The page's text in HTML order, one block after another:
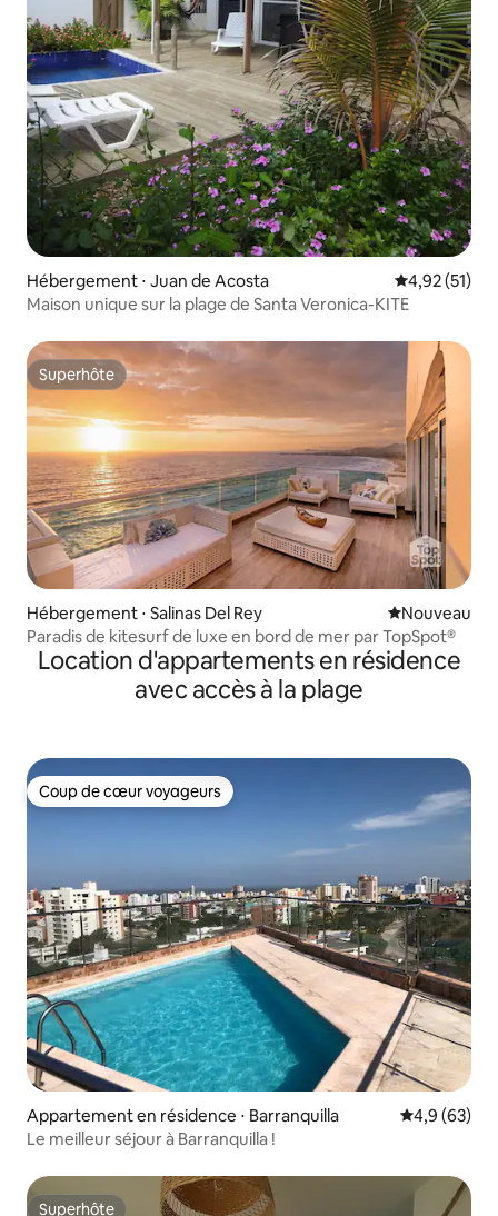
Hébergement ⋅ Juan de Acosta Évaluation
4,92 (51)
Maison unique sur la plage de Santa Veronica-KITE
Superhôte
Superhôte
Hébergement ⋅ Salinas Del Rey Nouvel
Nouveau
Paradis de kitesurf de luxe en bord de mer par TopSpot®
Location d'appartements en résidence
avec accès à la plage
Coup de cœur voyageurs
Coup de cœur voyageurs
Appartement en résidence ⋅ Barranquilla Évaluation
4,9 (63)
Le meilleur séjour à Barranquilla !
Superhôte